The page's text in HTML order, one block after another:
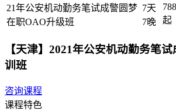
21年公安机动勤务笔试成警圆梦
在职OAO升级班
7天
7晚
起
【天津】2021年公安机动勤务笔
训班
咨询课程
课程特色